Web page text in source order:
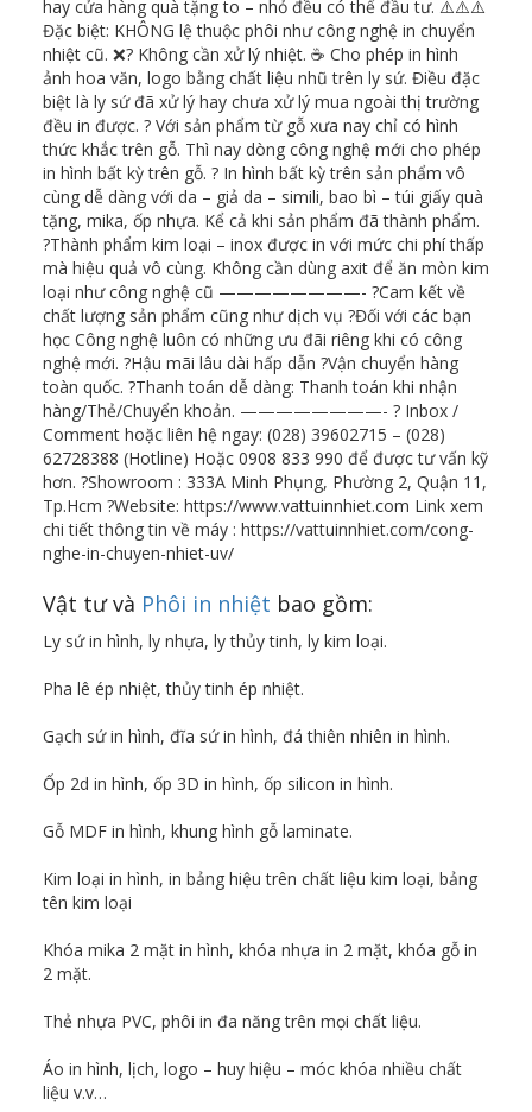
hay cửa hàng quà tặng to – nhỏ đều có thể đầu tư. ⚠️⚠️⚠️
Đặc biệt: KHÔNG lệ thuộc phôi như công nghệ in chuyển
nhiệt cũ. ❌? Không cần xử lý nhiệt. ☕ Cho phép in hình
ảnh hoa văn, logo bằng chất liệu nhũ trên ly sứ. Điều đặc
biệt là ly sứ đã xử lý hay chưa xử lý mua ngoài thị trường
đều in được. ? Với sản phẩm từ gỗ xưa nay chỉ có hình
thức khắc trên gỗ. Thì nay dòng công nghệ mới cho phép
in hình bất kỳ trên gỗ. ?️ In hình bất kỳ trên sản phẩm vô
cùng dễ dàng với da – giả da – simili, bao bì – túi giấy quà
tặng, mika, ốp nhựa. Kể cả khi sản phẩm đã thành phẩm.
?Thành phẩm kim loại – inox được in với mức chi phí thấp
mà hiệu quả vô cùng. Không cần dùng axit để ăn mòn kim
loại như công nghệ cũ ————————- ?Cam kết về
chất lượng sản phẩm cũng như dịch vụ ?Đối với các bạn
học Công nghệ luôn có những ưu đãi riêng khi có công
nghệ mới. ?Hậu mãi lâu dài hấp dẫn ?Vận chuyển hàng
toàn quốc. ?Thanh toán dễ dàng: Thanh toán khi nhận
hàng/Thẻ/Chuyển khoản. ————————- ? Inbox /
Comment hoặc liên hệ ngay: (028) 39602715 – (028)
62728388 (Hotline) Hoặc 0908 833 990 để được tư vấn kỹ
hơn. ?Showroom : 333A Minh Phụng, Phường 2, Quận 11,
Tp.Hcm ?Website: https://www.vattuinnhiet.com Link xem
chi tiết thông tin về máy : https://vattuinnhiet.com/cong-
nghe-in-chuyen-nhiet-uv/
Vật tư và Phôi in nhiệt bao gồm:
Ly sứ in hình, ly nhựa, ly thủy tinh, ly kim loại.
Pha lê ép nhiệt, thủy tinh ép nhiệt.
Gạch sứ in hình, đĩa sứ in hình, đá thiên nhiên in hình.
Ốp 2d in hình, ốp 3D in hình, ốp silicon in hình.
Gỗ MDF in hình, khung hình gỗ laminate.
Kim loại in hình, in bảng hiệu trên chất liệu kim loại, bảng
tên kim loại
Khóa mika 2 mặt in hình, khóa nhựa in 2 mặt, khóa gỗ in
2 mặt.
Thẻ nhựa PVC, phôi in đa năng trên mọi chất liệu.
Áo in hình, lịch, logo – huy hiệu – móc khóa nhiều chất
liệu v.v…